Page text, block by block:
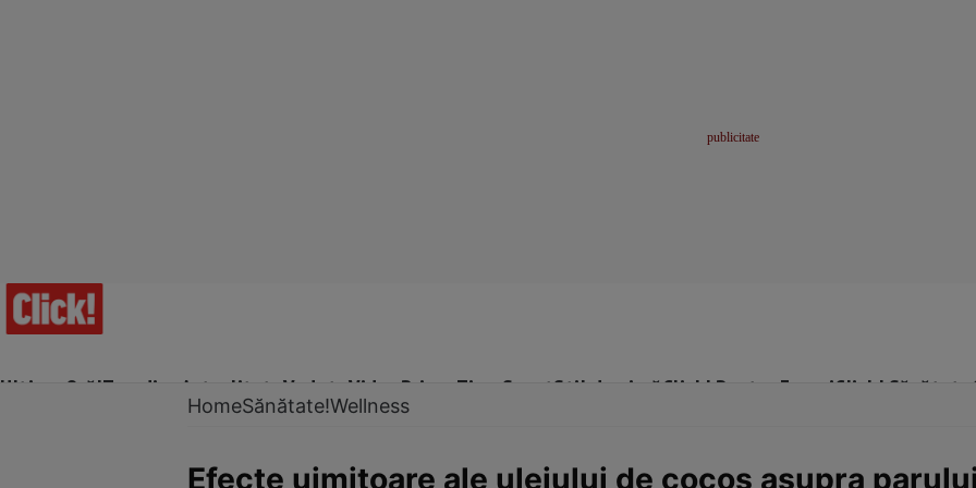
Ultima Oră!Trending Actualitate Vedete Video Prime Time SportStil de viațăClick! Pentru FemeiClick! Sănătate
HomeSănătate!Wellness
Efecte uimitoare ale uleiului de cocos asupra parului